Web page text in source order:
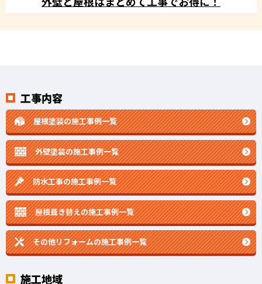
工事内容
屋根塗装の施工事例一覧
外壁塗装の施工事例一覧
防水工事の施工事例一覧
屋根葺き替えの施工事例一覧
その他リフォームの施工事例一覧
施工地域